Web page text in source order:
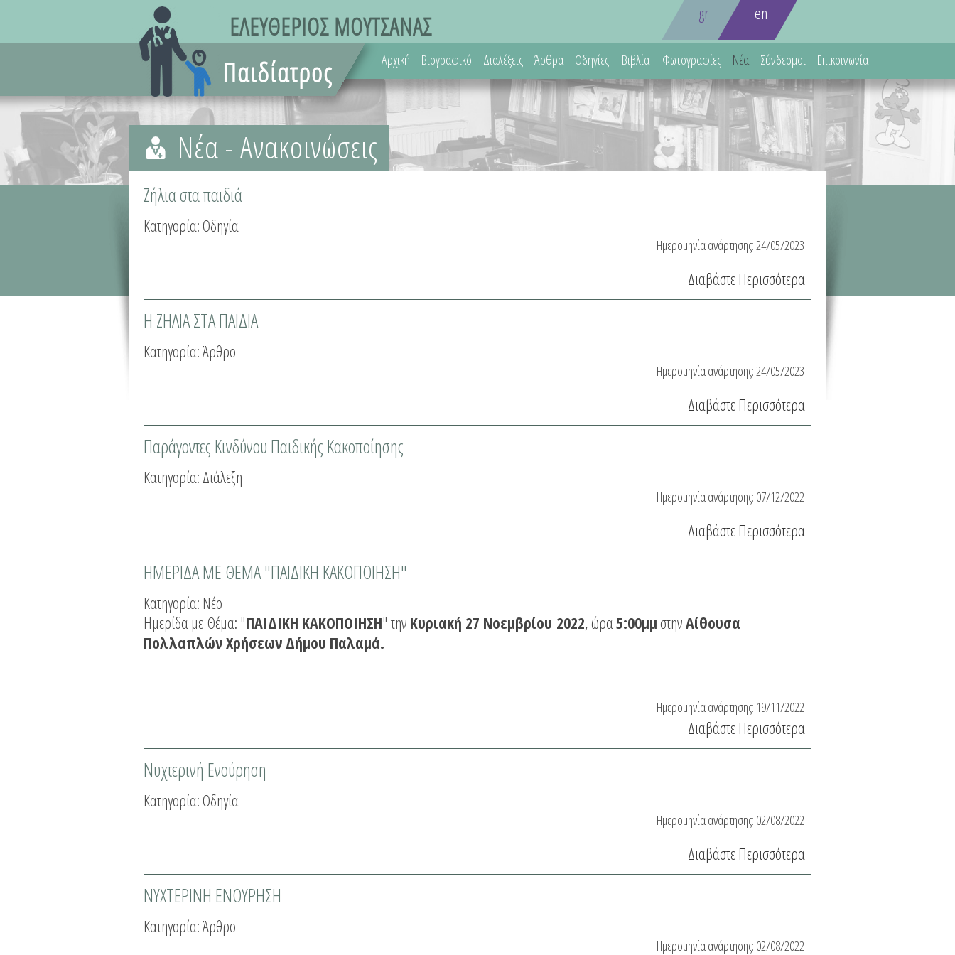
Αρχική Βιογραφικό Διαλέξεις Άρθρα Οδηγίες Βιβλία Φωτογραφίες Νέα Σύνδεσμοι Επικοινωνία
gr en
Νέα - Ανακοινώσεις
Ζήλια στα παιδιά
Κατηγορία: Οδηγία
Ημερομηνία ανάρτησης: 24/05/2023
Διαβάστε Περισσότερα
Η ΖΗΛΙΑ ΣΤΑ ΠΑΙΔΙΑ
Κατηγορία:Άρθρο
Ημερομηνία ανάρτησης: 24/05/2023
Διαβάστε Περισσότερα
Παράγοντες Κινδύνου Παιδικής Κακοποίησης
Κατηγορία: Διάλεξη
Ημερομηνία ανάρτησης: 07/12/2022
Διαβάστε Περισσότερα
ΗΜΕΡΙΔΑ ΜΕ ΘΕΜΑ "ΠΑΙΔΙΚΗ ΚΑΚΟΠΟΙΗΣΗ"
Κατηγορία: Νέο
Ημερίδα με Θέμα: "ΠΑΙΔΙΚΗ ΚΑΚΟΠΟΙΗΣΗ" την Κυριακή 27 Νοεμβρίου 2022, ώρα5:00μμ στηνΑίθουσα
Πολλαπλών Χρήσεων Δήμου Παλαμά.
Ημερομηνία ανάρτησης: 19/11/2022
Διαβάστε Περισσότερα
Νυχτερινή Ενούρηση
Κατηγορία: Οδηγία
Ημερομηνία ανάρτησης: 02/08/2022
Διαβάστε Περισσότερα
ΝΥΧΤΕΡΙΝΗ ΕΝΟΥΡΗΣΗ
Κατηγορία:Άρθρο
Ημερομηνία ανάρτησης: 02/08/2022